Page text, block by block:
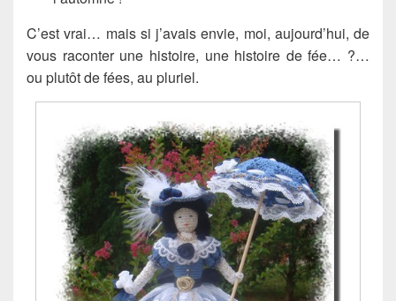
C’est vrai… mais si j’avais envie, moi, aujourd’hui, de
vous raconter une histoire, une histoire de fée… ?…
ou plutôt de fées, au pluriel.